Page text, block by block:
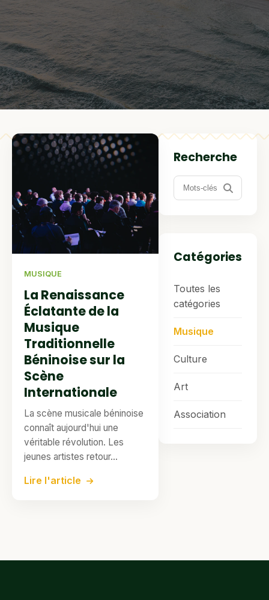
MUSIQUE
La Renaissance
Éclatante de la
Musique
Traditionnelle
Béninoise sur la
Scène
Internationale
La scène musicale béninoise
connaît aujourd'hui une
véritable révolution. Les
jeunes artistes retour...
Lire l'article
Recherche
Catégories
Toutes les
catégories
Musique
Culture
Art
Association